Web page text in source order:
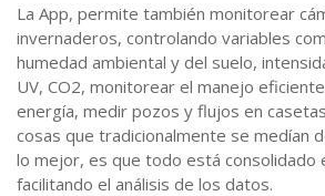
La App, permite también monitorear
invernaderos, controlando variables
humedad ambiental y del suelo,
UV, CO2, monitorear el manejo
energía, medir pozos y flujos en
cosas que tradicionalmente se medían
lo mejor, es que todo está consolidado
facilitando el análisis de los datos.